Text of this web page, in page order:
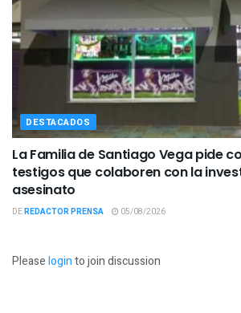
DESTACADOS
La Familia de Santiago Vega pide
testigos que colaboren con la
asesinato
DEREDACTOR PRENSA 05/08/2026
Pleaseloginto join discussion